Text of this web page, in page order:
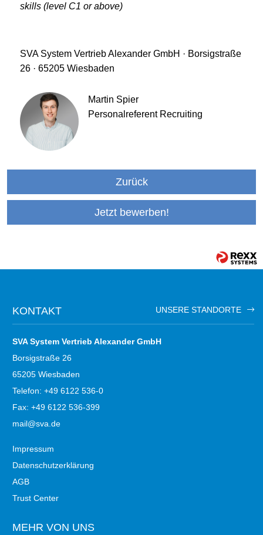
skills (level C1 or above)
SVA System Vertrieb Alexander GmbH · Borsigstraße
26 · 65205 Wiesbaden
Martin Spier
Personalreferent Recruiting
Zurück
Jetzt bewerben!
KONTAKT UNSERE STANDORTE
SVA System Vertrieb Alexander GmbH
Borsigstraße 26
65205 Wiesbaden
Telefon: +49 6122 536-0
Fax: +49 6122 536-399
mail@sva.de
Impressum
Datenschutzerklärung
AGB
Trust Center
MEHR VON UNS